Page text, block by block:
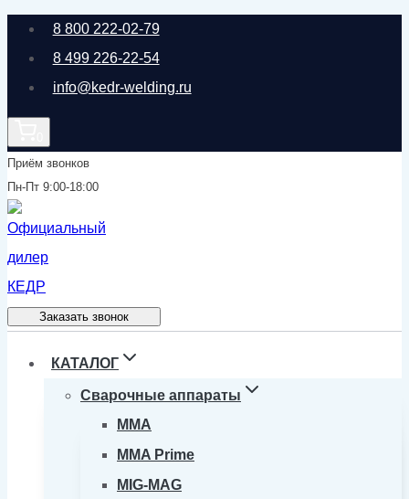
Перейти
содержимому
8 800 222-02-79
8 499 226-22-54
info@kedr-welding.ru
Приём звонков
Пн-Пт 9:00-18:00
Заказать звонок
КАТАЛОГ
Сварочные аппараты
MMA
MMA Prime
MIG-MAG